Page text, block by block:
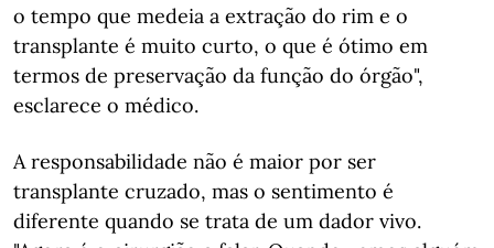
o tempo que medeia a extração do rim e o
transplante é muito curto, o que é ótimo em
termos de preservação da função do órgão",
esclarece o médico.
A responsabilidade não é maior por ser
transplante cruzado, mas o sentimento é
diferente quando se trata de um dador vivo.